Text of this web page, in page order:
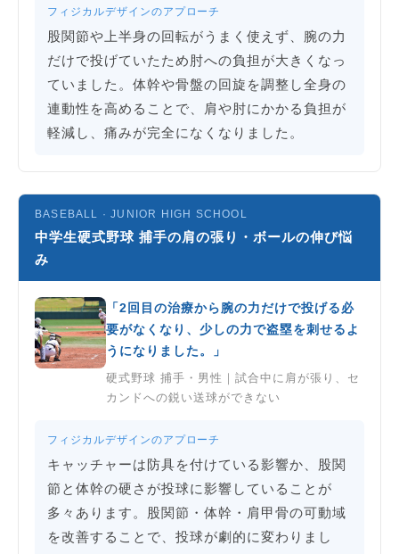
フィジカルデザインのアプローチ
股関節や上半身の回転がうまく使えず、腕の力
だけで投げていたため肘への負担が大きくなっ
ていました。体幹や骨盤の回旋を調整し全身の
連動性を高めることで、肩や肘にかかる負担が
軽減し、痛みが完全になくなりました。
BASEBALL · JUNIOR HIGH SCHOOL
中学生硬式野球 捕手の肩の張り・ボールの伸び悩
み
「2回目の治療から腕の力だけで投げる必
要がなくなり、少しの力で盗塁を刺せるよ
うになりました。」
硬式野球 捕手・男性｜試合中に肩が張り、セ
カンドへの鋭い送球ができない
フィジカルデザインのアプローチ
キャッチャーは防具を付けている影響か、股関
節と体幹の硬さが投球に影響していることが
多々あります。股関節・体幹・肩甲骨の可動域
を改善することで、投球が劇的に変わりまし